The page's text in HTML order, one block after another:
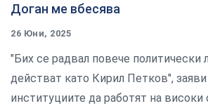
Доган ме вбесява
26 Юни, 2025
"Бих се радвал повече политически
действат като Кирил Петков",
институциите да работят на високи